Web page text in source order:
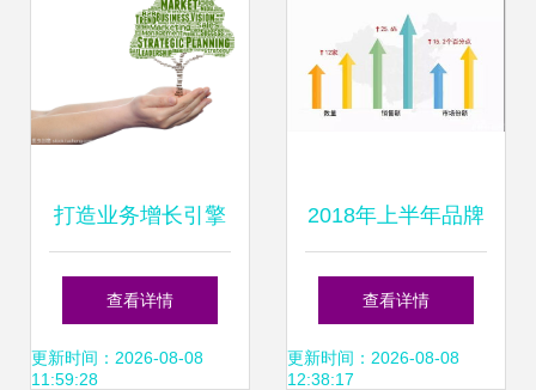
打造业务增长引擎
深度解读销售业务
营销文本词云
查看详情
更新时间：2026-08-08
11:59:28
2018年上半年品牌
房企销售业绩排行
揭晓 碧桂园、恒
查看详情
更新时间：2026-08-08
12:38:17